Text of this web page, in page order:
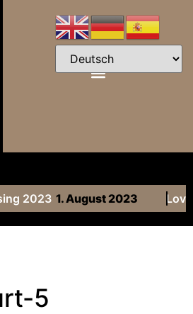
2023 1. August 2023
5